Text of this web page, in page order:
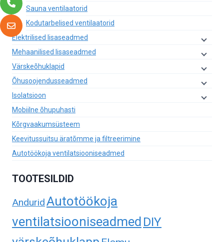
Sauna ventilaatorid
Kodutarbelised ventilaatorid
Elektrilised lisaseadmed
Mehaanilised lisaseadmed
Värskeõhuklapid
Õhusoojendusseadmed
Isolatsioon
Mobiilne õhupuhasti
Kõrgvaakumsüsteem
Keevitussuitsu äratõmme ja filtreerimine
Autotöökoja ventilatsiooniseadmed
TOOTESILDID
AnduridAutotöökoja
ventilatsiooniseadmed DIY